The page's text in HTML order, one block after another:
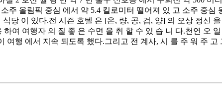
주 올림픽 중심 에서 약 5.4 킬로미터 떨어져 있 고 소주 중심
당 이 있다.전 시즌 호텔 은 [온, 량, 공, 검, 양] 의 오상 정신
여 여행자 의 질 좋 은 수면 을 취 할 수 있 습 니 다.천연 오
여행 에서 지속 되도록 했다.그리고 전 계사, 시 를 주 워 주